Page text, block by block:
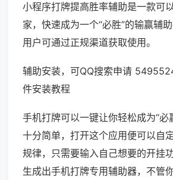
小程序打牌提高胜率辅助是一款可
家，快速成为一个“必胜”的输赢辅
用户可通过正规渠道获取使用。
辅助安装，可QQ搜索申请
件安装教程
手机打牌可以一键让你轻松成为“必
十分简单，打开这个应用便可以自
规律，只需要输入自己想要的开挂
生成出手机打牌专用辅助器，不管